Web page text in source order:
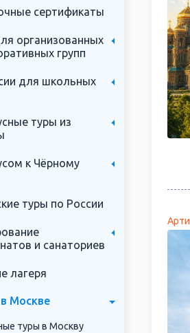
сертификаты
организованных
групп
для школьных
туры из
к Чёрному
туры по России
и санаториев
лагеря
Москве
туры в Москву